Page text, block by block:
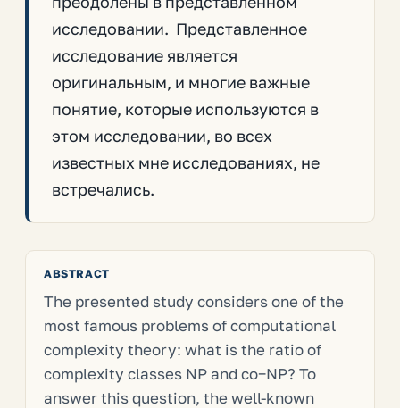
исследовании. Представленное
исследование является
оригинальным, и многие важные
понятие, которые используются в
этом исследовании, во всех
известных мне исследованиях, не
встречались.
ABSTRACT
The presented study considers one of the
most famous problems of computational
complexity theory: what is the ratio of
complexity classes NP and co−NP? To
answer this question, the well-known